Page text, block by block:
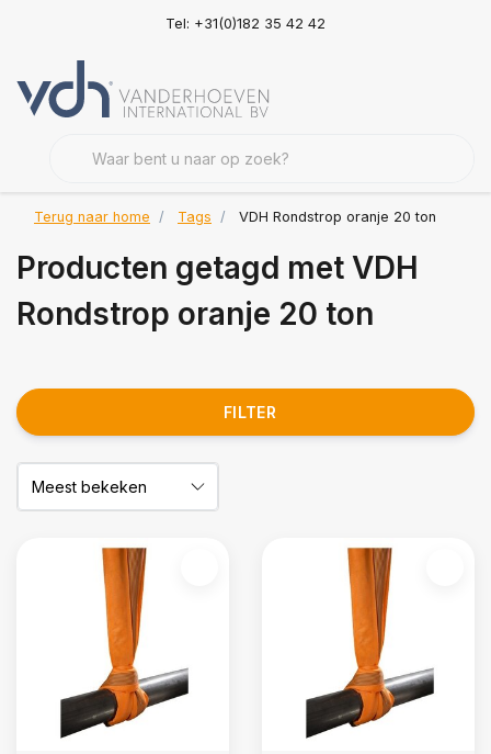
Tel: +31(0)182 35 42 42
Terug naar home Tags VDH Rondstrop oranje 20 ton
Producten getagd met VDH
Rondstrop oranje 20 ton
FILTER